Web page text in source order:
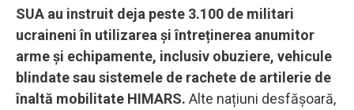
SUA au instruit deja peste 3.100 de militari
ucraineni în utilizarea și întreținerea anumitor
arme și echipamente, inclusiv obuziere, vehicule
blindate sau sistemele de rachete de artilerie de
înaltă mobilitate HIMARS. Alte națiuni desfășoară,